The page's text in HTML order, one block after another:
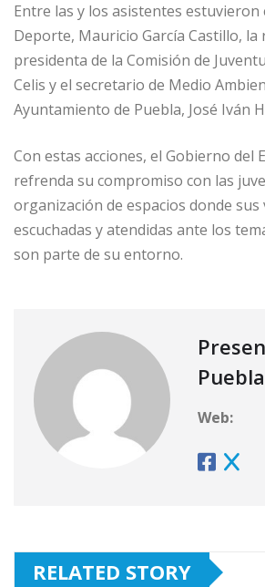
Entre las y los asistentes
Deporte, Mauricio García Castillo, la
presidenta de la Comisión de
Celis y el secretario de Medio
Ayuntamiento de Puebla, José Iván
Con estas acciones, el Gobierno del
refrenda su compromiso con las
organización de espacios donde sus
escuchadas y atendidas ante los
son parte de su entorno.
Puebla
Web:
RELATED STORY